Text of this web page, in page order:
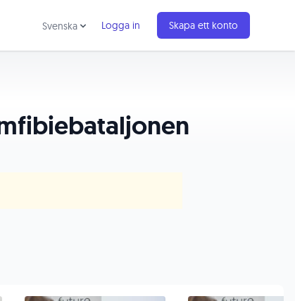
Svenska Logga in Skapa ett konto